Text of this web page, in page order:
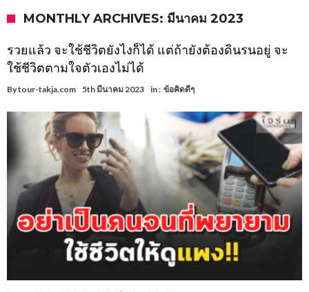
MONTHLY ARCHIVES: มีนาคม 2023
รวยแล้ว จะใช้ชีวิตยังไงก็ได้ แต่ถ้ายังต้องดินรนอยู่ จะ
ใช้ชีวิตตามใจตัวเองไม่ได้
Bytour-takja.com 5th มีนาคม 2023 in : ข้อคิดดีๆ